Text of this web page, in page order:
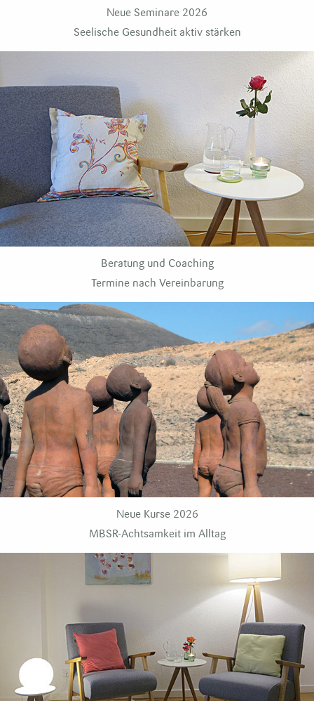
Neue Seminare 2026
Seelische Gesundheit aktiv stärken
Beratung und Coaching
Termine nach Vereinbarung
Neue Kurse 2026
MBSR-Achtsamkeit im Alltag